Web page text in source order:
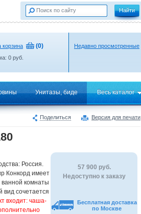
(0)
0 руб.
Недавно просмотренные
Унитазы, биде Весь каталог
Поделиться Версия для печати
Россия.
Конкорд имеет
комнаты
сочетается
входит: чаша-
57 900 руб.
Недоступно к заказу
Бесплатная доставка
по Москве